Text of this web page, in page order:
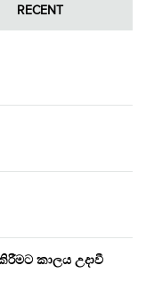
RECENT
කාලය උදාවී